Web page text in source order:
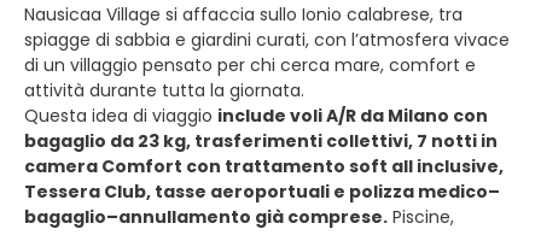
Nausicaa Village si affaccia sullo Ionio calabrese, tra
spiagge di sabbia e giardini curati, con l’atmosfera vivace
di un villaggio pensato per chi cerca mare, comfort e
attività durante tutta la giornata.
Questa idea di viaggio include voli A/R da Milano con
bagaglio da 23 kg, trasferimenti collettivi, 7 notti in
camera Comfort con trattamento soft all inclusive,
Tessera Club, tasse aeroportuali e polizza medico–
bagaglio–annullamento già comprese. Piscine,